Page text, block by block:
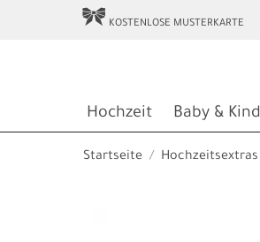
r KOSTENLOSE MUSTERKARTE
Hochzeit Baby & Kind
Startseite Hochzeitsextras